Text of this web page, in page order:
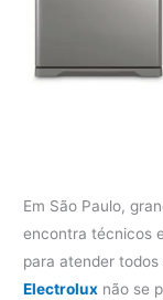
Em São Paulo,
encontra técnicos
para atender
Electrolux não se